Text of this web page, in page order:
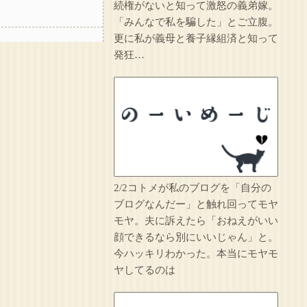
続権がないと知って激怒の義弟嫁。
「みんなで私を騙した」とご立腹。
更に私が義母と養子縁組済と知って
発狂…
2/2コトメが私のブログを「自分の
ブログなんだー」と触れ回ってモヤ
モヤ。夫に訴えたら「おねえがいい
顔できるなら別にいいじゃん」と。
今ハッキリわかった。本当にモヤモ
ヤしてるのは